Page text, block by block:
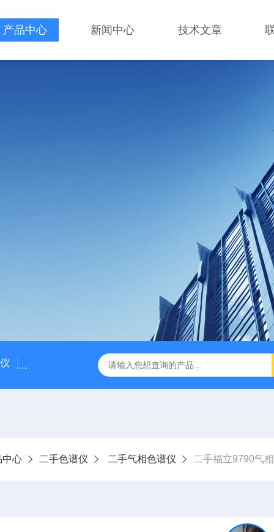
产品中心 新闻中心 技术文章
国产气相色谱仪价格/国产气相色谱仪厂家
中心 二手色谱仪 二手气相色谱仪 二手福立9790气